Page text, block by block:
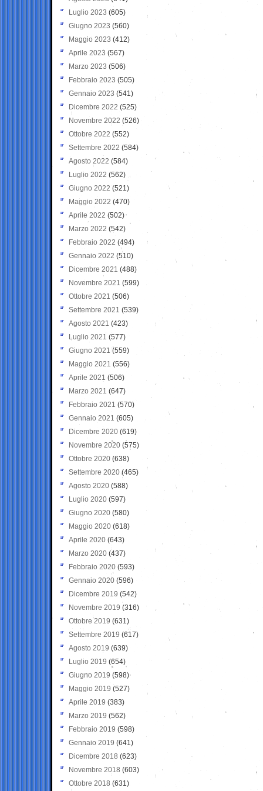
Luglio 2023 (605)
Giugno 2023 (560)
Maggio 2023 (412)
Aprile 2023 (567)
Marzo 2023 (506)
Febbraio 2023 (505)
Gennaio 2023 (541)
Dicembre 2022 (525)
Novembre 2022 (526)
Ottobre 2022 (552)
Settembre 2022 (584)
Agosto 2022 (584)
Luglio 2022 (562)
Giugno 2022 (521)
Maggio 2022 (470)
Aprile 2022 (502)
Marzo 2022 (542)
Febbraio 2022 (494)
Gennaio 2022 (510)
Dicembre 2021 (488)
Novembre 2021 (599)
Ottobre 2021 (506)
Settembre 2021 (539)
Agosto 2021 (423)
Luglio 2021 (577)
Giugno 2021(559)
Maggio 2021 (556)
Aprile 2021 (506)
Marzo 2021 (647)
Febbraio 2021 (570)
Gennaio 2021 (605)
Dicembre 2020 (619)
Novembre 2020 (575)
Ottobre 2020 (638)
Settembre 2020(465)
Agosto 2020 (588)
Luglio 2020 (597)
Giugno 2020 (580)
Maggio 2020 (618)
Aprile 2020 (643)
Marzo 2020 (437)
Febbraio 2020 (593)
Gennaio 2020 (596)
Dicembre 2019 (542)
Novembre 2019 (316)
Ottobre 2019 (631)
Settembre 2019 (617)
Agosto 2019 (639)
Luglio 2019 (654)
Giugno 2019 (598)
Maggio 2019 (527)
Aprile 2019 (383)
Marzo 2019 (562)
Febbraio 2019 (598)
Gennaio 2019 (641)
Dicembre 2018 (623)
Novembre 2018 (603)
Ottobre 2018 (631)